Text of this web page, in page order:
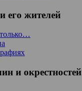
его жителей
и окрестностей